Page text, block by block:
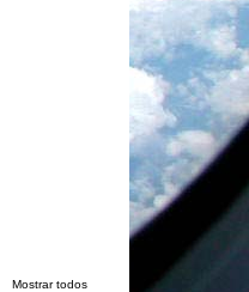
Mostrar todos